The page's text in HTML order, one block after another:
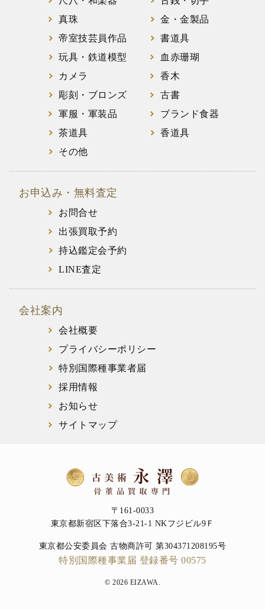
真珠
金・金製品
帝室技芸員作品
書道具
玩具・鉄道模型
血赤珊瑚
カメラ
香木
彫刻・ブロンズ
古書
軍服・軍装品
ブランド食器
茶道具
香道具
その他
お申込み・無料査定
お問合せ
出張買取予約
持込鑑定会予約
LINE査定
会社案内
会社概要
プライバシーポリシー
特別国際種事業者届
採用情報
お知らせ
サイトマップ
〒161-0033
東京都新宿区下落合3-21-1 NKフジビル9Ｆ
東京都公安委員会 古物商許可 第304371208195号
特別国際種事業届 登録番号 00575
© 2026 EIZAWA.